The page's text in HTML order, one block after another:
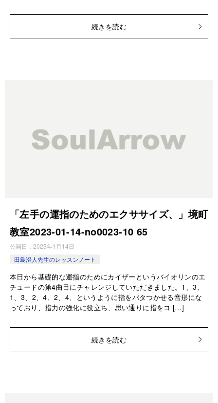
続きを読む
「左手の運指のためのエクササイズ、」境町
教室2023-01-14-­no0023-­10 65
公開日： 2023年1月14日
田島澄人先生のレッスンノート
本日から基礎的な運指のためにカイザーというバイオリンのエ
チュードの第4曲目にチャレンジしていただきました。1、3、
1、3、2、4、2、4、というように指をバタつかせる音形にな
っており、指力の強化に役立ち、思い通りに指をコ […]
続きを読む